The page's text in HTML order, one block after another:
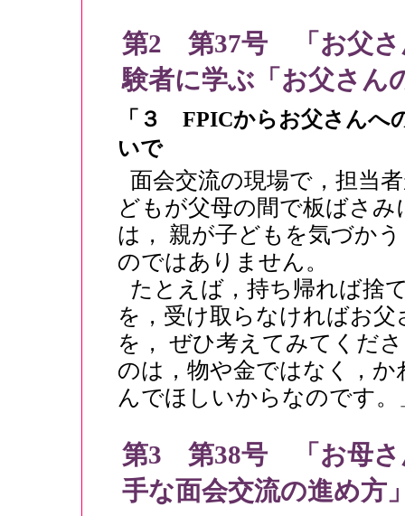
第2 第37号 「お父さ
験者に学ぶ「お父さん
「３ FPICからお父さんへ
いで
面会交流の現場で，担当
どもが父母の間で板ばさ
は， 親が子どもを気づか
のではありません。
たとえば，持ち帰れば捨
を，受け取らなければお
を， ぜひ考えてみてくだ
のは，物や金ではなく，
んでほしいからなのです。
第3 第38号 「お母さ
手な面会交流の進め方